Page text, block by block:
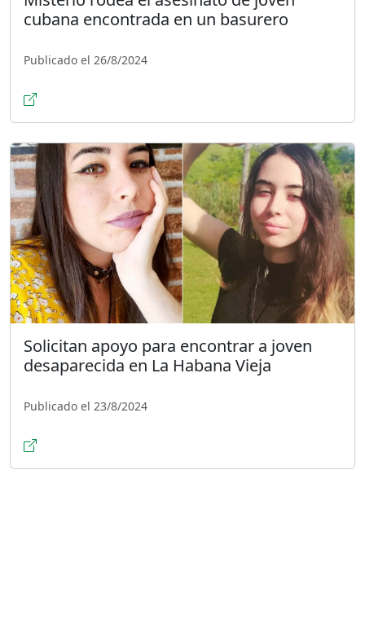
cubana encontrada en un basurero
Publicado el 26/8/2024
Solicitan apoyo para encontrar a joven
desaparecida en La Habana Vieja
Publicado el 23/8/2024